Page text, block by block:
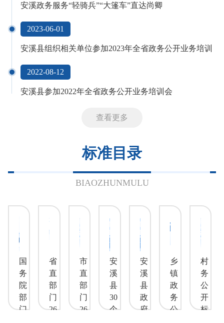
安溪政务服务“轻骑兵”“大篷车”直达尚卿
2023-06-01
安溪县组织相关单位参加2023年全省政务公开业务培训
2022-08-12
安溪县参加2022年全省政务公开业务培训会
查看更多
标准目录
BIAOZHUNMULU
国
务
院
部
门
省
直
部
门
26
市
直
部
门
26
安
溪
县
30
个
安
溪
县
政
府
乡
镇
政
务
公
村
务
公
开
标